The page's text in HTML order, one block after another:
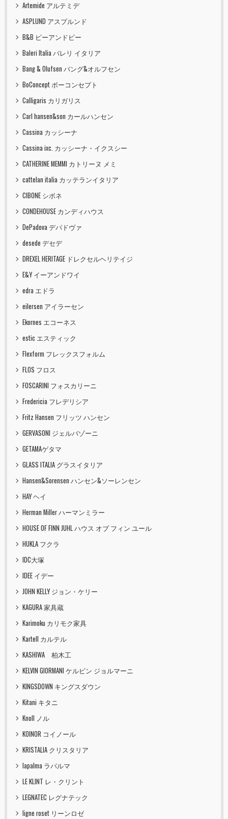
Artemide アルテミデ
ASPLUND アスプルンド
B&B ビーアンドビー
Baleri Italia バレリ イタリア
Bang & Olufsen バング&オルフセン
BoConcept ボーコンセプト
Calligaris カリガリス
Carl hansen&son カールハンセン
Cassina カッシーナ
Cassina ixc. カッシーナ・イクスシー
CATHERINE MEMMI カトリーヌ メミ
cattelan italia カッテランイタリア
CIBONE シボネ
CONDEHOUSE カンディハウス
DePadova デパドヴァ
desede デセデ
DREXEL HERITAGE ドレクセルヘリテイジ
E&Y イーアンドワイ
edra エドラ
eilersen アイラーセン
Ekornes エコーネス
estic エスティック
Flexform フレックスフォルム
FLOS フロス
FOSCARINI フォスカリーニ
Fredericia フレデリシア
Fritz Hansen フリッツ ハンセン
GERVASONI ジェルバゾーニ
GETAMAゲタマ
GLASS ITALIA グラスイタリア
Hansen&Sorensen ハンセン&ソーレンセン
HAY ヘイ
Herman Miller ハーマンミラー
HOUSE OF FINN JUHL ハウス オブ フィン ユール
HUKLA フクラ
IDC大塚
IDEE イデー
JOHN KELLY ジョン・ケリー
KAGURA 家具蔵
Karimoku カリモク家具
Kartell カルテル
KASHIWA 柏木工
KELVIN GIORMANI ケルビン ジョルマーニ
KINGSDOWN キングスダウン
Kitani キタニ
Knoll ノル
KOINOR コイノール
KRISTALIA クリスタリア
lapalma ラパルマ
LE KLINT レ・クリント
LEGNATEC レグナテック
ligne roset リーンロゼ